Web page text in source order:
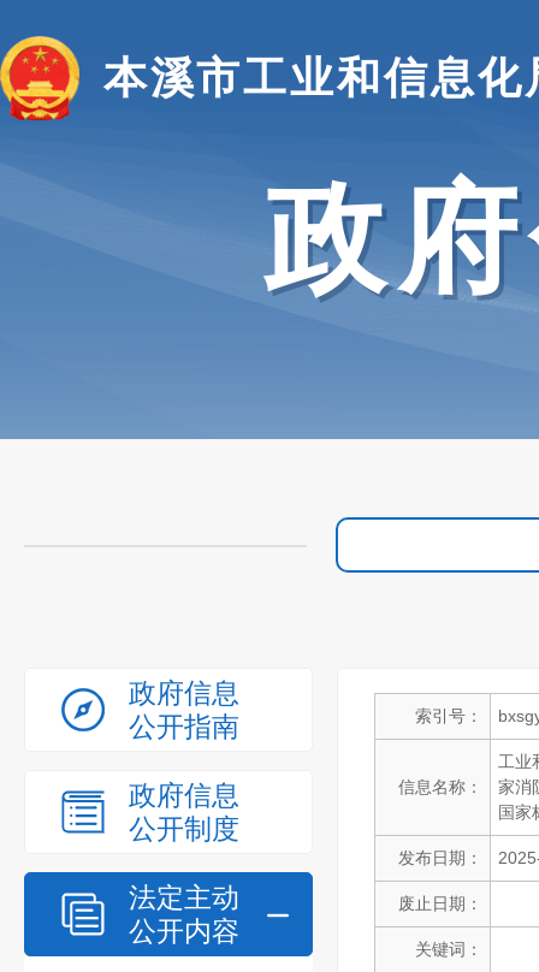
本溪市工业和信息化
政
政府信息
公开指南
政府信息
公开制度
法定主动
公开内容
索引号：
信息名称：
工业
家消
国家
发布日期：
废止日期：
关键词：